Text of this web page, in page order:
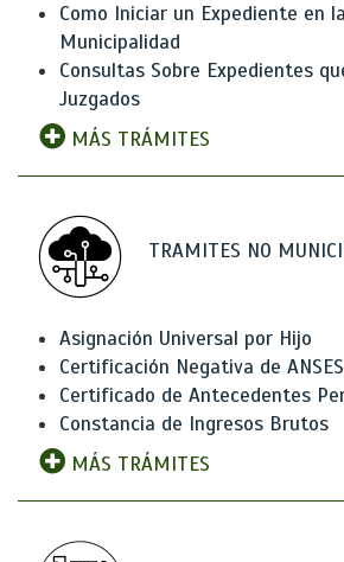
Como Iniciar un Expediente en la
Municipalidad
Consultas Sobre Expedientes
Juzgados
MÁS TRÁMITES
TRAMITES NO
Asignación Universal por Hijo
Certificación Negativa de ANSES
Certificado de Antecedentes
Constancia de Ingresos Brutos
MÁS TRÁMITES